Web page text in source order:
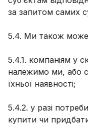
за запитом самих
5.4. Ми також
5.4.1. компаніям у
належимо ми, або
їхньої наявності;
5.4.2. у разі
купити чи